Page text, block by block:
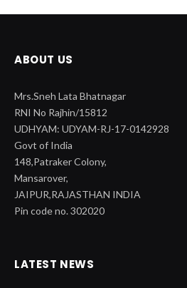
ABOUT US
Mrs.Sneh Lata Bhatnagar
RNI No Rajhin/15812
UDHYAM: UDYAM-RJ-17-0142928
Govt of India
148,Patraker Colony,
Mansarover,
JAIPUR,RAJASTHAN INDIA
Pin code no. 302020
LATEST NEWS